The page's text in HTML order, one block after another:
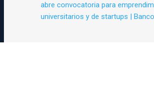
abre convocatoria para
universitarios y de startups |